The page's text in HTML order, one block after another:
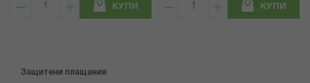
КУПИ КУПИ
Защитени плащания